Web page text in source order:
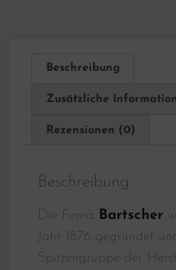
Beschreibung
Zusätzliche
Rezensionen (0)
Beschreibung
Die Firma Bartscher
Jahr 1876 gegründet
Spitzengruppe der